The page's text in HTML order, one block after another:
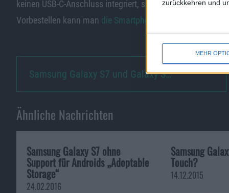
zurückkehren und
MEHR
keinen USB-C-Anschluss integriert, sondern nutzt weiterhin
Vorbestellen kann man die Smartphones
Samsung Galaxy S7 und Galaxy S…
Ähnliche Nachrichten
Samsung Galaxy S7 ohne
Support für Androids „Adoptable
Storage“
24.02.2016
Samsung
Touch?
14.12.2015